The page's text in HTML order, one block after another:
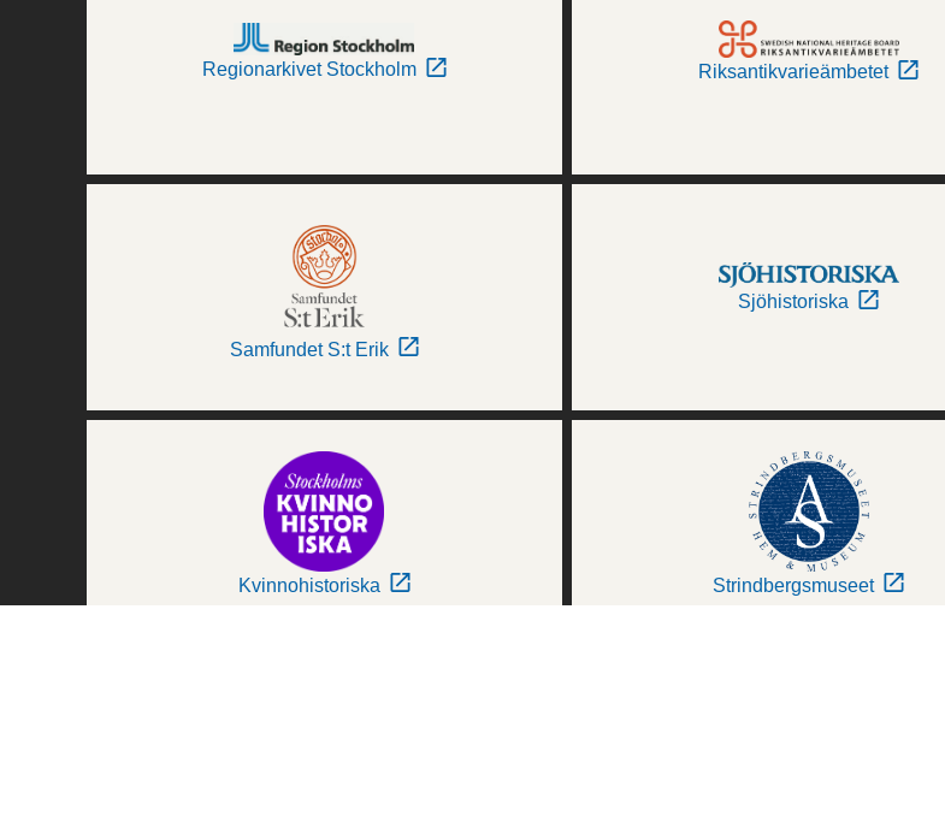
Regionarkivet Stockholm Riksantikvarieämbetet
Samfundet S:t Erik
Sjöhistoriska
Kvinnohistoriska Strindbergsmuseet